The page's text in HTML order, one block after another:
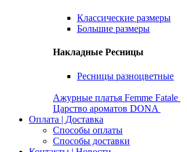
Классические размеры
Большие размеры
Накладные Ресницы
Ресницы разноцветные
Ажурные платья Femme Fatale
Царство ароматов DONA
Оплата | Доставка
Способы оплаты
Способы доставки